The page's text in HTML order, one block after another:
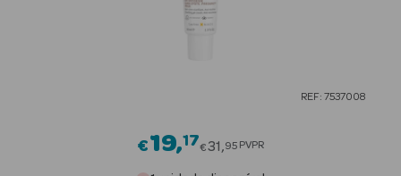
REF: 7537008
€19 17Price reduced from
€31 95 PVPR